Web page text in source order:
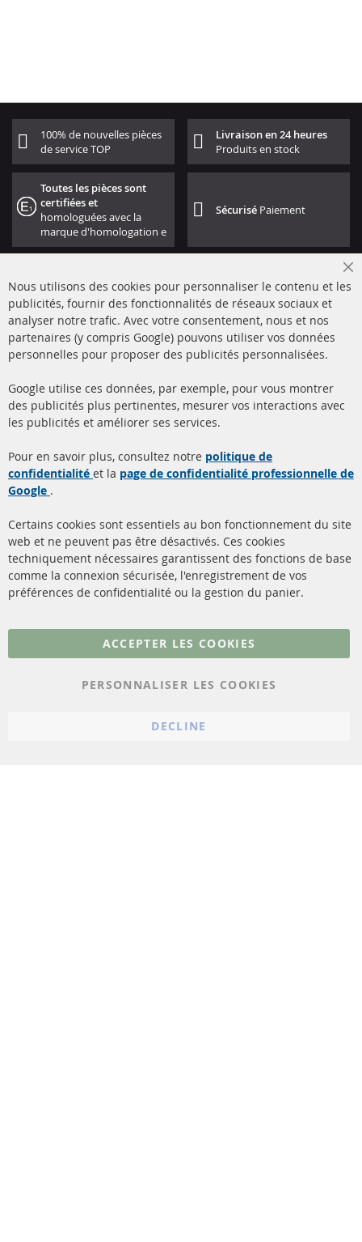
100% de nouvelles pièces
de service TOP
Livraison en 24 heures
Produits en stock
Toutes les pièces sont
certifiées et
homologuées avec la
marque d'homologation e
Sécurisé Paiement
+49 (0) 4533 799000
info@contra-automotive.de
facebook
instagram
Filtres à particules diesel
(FPD)
Catalyseur (CAT)
Capteurs
Matériel de montage
à propos de nous
livraison
Contact
Résilier le contrat
Plus de liens
Conditions générales
Nous utilisons des cookies pour personnaliser le contenu et les
publicités, fournir des fonctionnalités de réseaux sociaux et
analyser notre trafic. Avec votre consentement, nous et nos
partenaires (y compris Google) pouvons utiliser vos données
personnelles pour proposer des publicités personnalisées.
Google utilise ces données, par exemple, pour vous montrer
des publicités plus pertinentes, mesurer vos interactions avec
les publicités et améliorer ses services.
Pour en savoir plus, consultez notre politique de
confidentialité et la page de confidentialité professionnelle de
Google .
Certains cookies sont essentiels au bon fonctionnement du site
web et ne peuvent pas être désactivés. Ces cookies
techniquement nécessaires garantissent des fonctions de base
comme la connexion sécurisée, l'enregistrement de vos
préférences de confidentialité ou la gestion du panier.
ACCEPTER LES COOKIES
PERSONNALISER LES COOKIES
DECLINE